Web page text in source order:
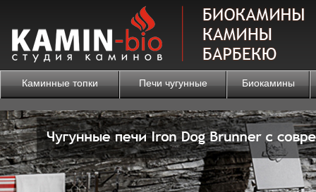
Каминные топки Печи чугунные Биокамины